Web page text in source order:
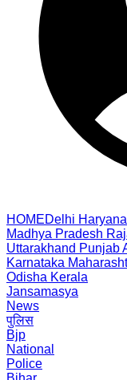
HOMEDelhi Haryana
Madhya Pradesh
Uttarakhand Punjab
Karnataka
Odisha Kerala
Jansamasya
News
पुलिस
Bjp
National
Police